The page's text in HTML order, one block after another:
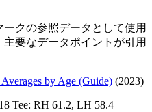
クの参照データとして使用
要なデータポイントが引用
by Age (Guide) (2023)
Tee: RH 61.2, LH 58.4